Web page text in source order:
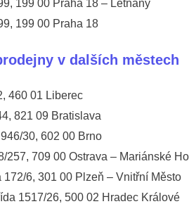
199 00 Praha 18 – Letňany
199 00 Praha 18
v dalších městech
460 01 Liberec
821 09 Bratislava
30, 602 00 Brno
257, 709 00 Ostrava – Mariánské
172/6, 301 00 Plzeň – Vnitřní Město
1517/26, 500 02 Hradec Králové